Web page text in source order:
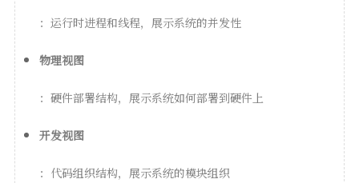
：运行时进程和线程，展示系统的并发性
物理视图
：硬件部署结构，展示系统如何部署到硬件上
开发视图
：代码组织结构，展示系统的模块组织